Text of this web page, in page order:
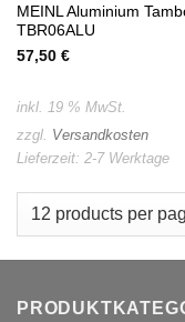
MEINL Aluminium
TBR06ALU
57,50 €
inkl. 19 % MwSt.
zzgl. Versandkosten
Lieferzeit: 2-7 Werktage